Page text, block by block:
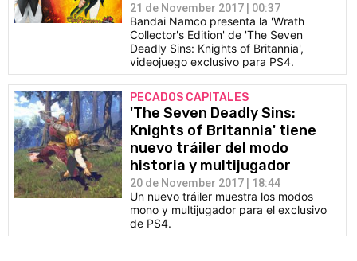
21 de November 2017 | 00:37
Bandai Namco presenta la 'Wrath
Collector's Edition' de 'The Seven
Deadly Sins: Knights of Britannia',
videojuego exclusivo para PS4.
PECADOS CAPITALES
'The Seven Deadly Sins:
Knights of Britannia' tiene
nuevo tráiler del modo
historia y multijugador
20 de November 2017 | 18:44
Un nuevo tráiler muestra los modos
mono y multijugador para el exclusivo
de PS4.